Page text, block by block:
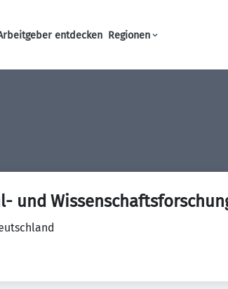
Haupt-Navigation
entdecken Regionen
und